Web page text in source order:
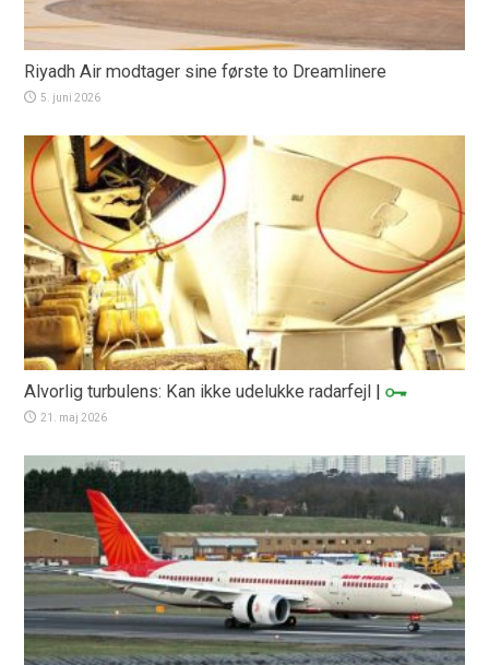
Riyadh Air modtager sine første to Dreamlinere
5. juni 2026
Alvorlig turbulens: Kan ikke udelukke radarfejl |
21. maj 2026